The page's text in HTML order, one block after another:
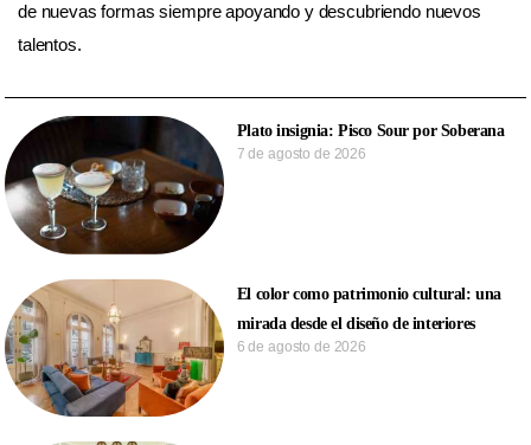
de nuevas formas siempre apoyando y descubriendo nuevos
talentos.
Plato insignia: Pisco Sour por Soberana
7 de agosto de 2026
El color como patrimonio cultural: una
mirada desde el diseño de interiores
6 de agosto de 2026